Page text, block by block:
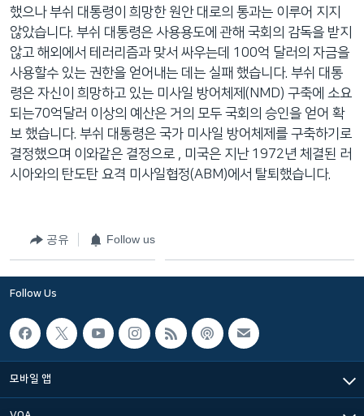
했으나 부쉬 대통령이 희망한 원안 대로의 통과는 이루어 지지
않았습니다. 부쉬 대통령은 사용용도에 관해 국회의 감독을 받지
않고 해외에서 테러리즘과 맞서 싸우는데 100억 달러의 자금을
사용할수 있는 권한을 얻어내는 데는 실패 했습니다. 부쉬 대통
령은 자신이 희망하고 있는 미사일 방어체제(NMD) 구축에 소요
되는70억달러 이상의 예산은 거의 모두 국회의 승인을 얻어 확
보 했습니다. 부쉬 대통령은 국가 미사일 방어체제를 구축하기로
결정했으며 이와같은 결정으로 , 미국은 지난 1972년 체결된 러
시아와의 탄도탄 요격 미사일협정(ABM)에서 탈퇴했습니다.
공유 Follow us
Follow Us
모바일 앱